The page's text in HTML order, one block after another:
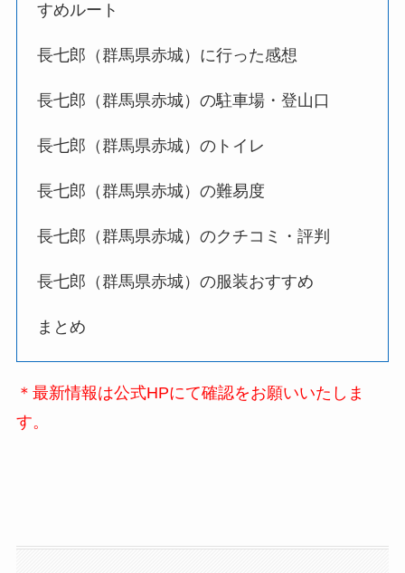
すめルート
長七郎（群馬県赤城）に行った感想
長七郎（群馬県赤城）の駐車場・登山口
長七郎（群馬県赤城）のトイレ
長七郎（群馬県赤城）の難易度
長七郎（群馬県赤城）のクチコミ・評判
長七郎（群馬県赤城）の服装おすすめ
まとめ
＊最新情報は公式HPにて確認をお願いいたしま
す。